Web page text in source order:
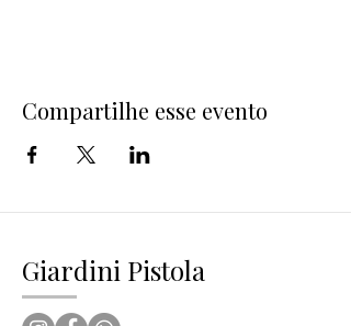
Compartilhe esse evento
Giardini Pistola